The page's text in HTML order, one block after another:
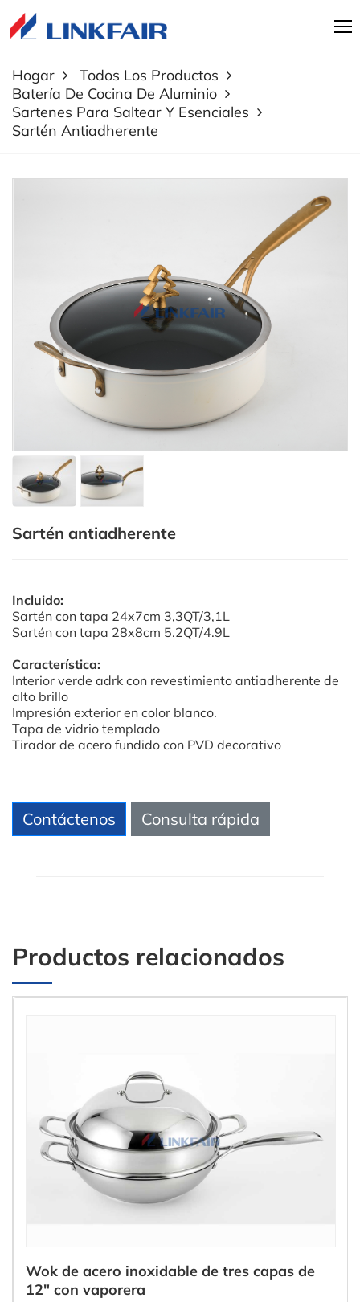
Hogar
Todos Los Productos
Batería De Cocina De Aluminio
Sartenes Para Saltear Y Esenciales
Sartén Antiadherente
Sartén antiadherente
Incluido:
Sartén con tapa 24x7cm 3,3QT/3,1L
Sartén con tapa 28x8cm 5.2QT/4.9L
Característica:
Interior verde adrk con revestimiento antiadherente de
alto brillo
Impresión exterior en color blanco.
Tapa de vidrio templado
Tirador de acero fundido con PVD decorativo
Contáctenos Consulta rápida
Productos relacionados
Wok de acero inoxidable de tres capas de
12" con vaporera